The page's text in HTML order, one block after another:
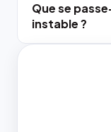
Que se
instable ?